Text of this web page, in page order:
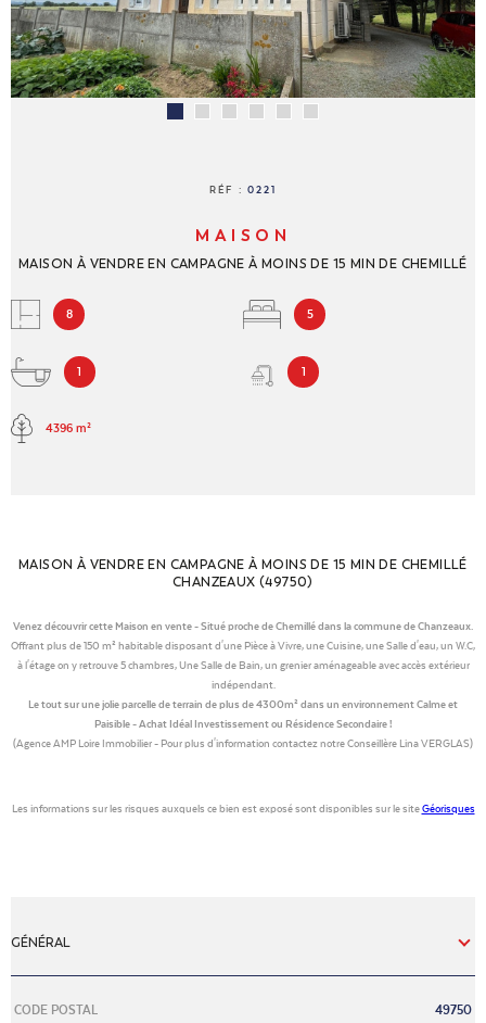
NOUS
CONTACT
RÉF :0221
MAISON
MAISON À VENDRE EN CAMPAGNE À MOINS DE 15 MIN DE CHEMILLÉ
8 5
1 1
4396 m²
MAISON À VENDRE EN CAMPAGNE À MOINS DE 15 MIN DE CHEMILLÉ
CHANZEAUX (49750)
Venez découvrir cette Maison en vente - Situé proche de Chemillé dans la commune de Chanzeaux.
Offrant plus de 150 m² habitable disposant d'une Pièce à Vivre, une Cuisine, une Salle d'eau, un W.C,
à l'étage on y retrouve 5 chambres, Une Salle de Bain, un grenier aménageable avec accès extérieur
indépendant.
Le tout sur une jolie parcelle de terrain de plus de 4300m² dans un environnement Calme et
Paisible -Achat Idéal Investissement ou Résidence Secondaire !
(Agence AMP Loire Immobilier - Pour plus d'information contactez notre Conseillère Lina VERGLAS)
Les informations sur les risques auxquels ce bien est exposé sont disponibles sur le siteGéorisques
GÉNÉRAL
Caractérisque Valeurs
CODE POSTAL 49750